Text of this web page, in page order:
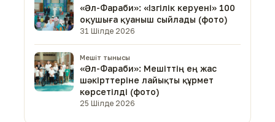
«Әл-Фараби»: «Ізгілік керуені» 100
оқушыға қуаныш сыйлады (фото)
31 Шілде 2026
Мешіт тынысы
«Әл-Фараби»: Мешіттің ең жас
шәкірттеріне лайықты құрмет
көрсетілді (фото)
25 Шілде 2026